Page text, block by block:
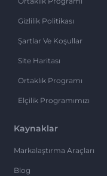
Gizlilik Politikası
Şartlar Ve Koşullar
Site Haritası
Ortaklık Programı
Elçilik Programımızı
Kaynaklar
Markalaştırma Araçları
Blog